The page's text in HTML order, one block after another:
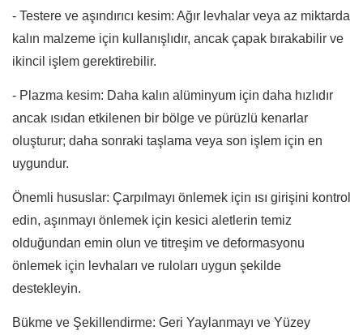
- Testere ve aşındırıcı kesim: Ağır levhalar veya az miktarda
kalın malzeme için kullanışlıdır, ancak çapak bırakabilir ve
ikincil işlem gerektirebilir.
- Plazma kesim: Daha kalın alüminyum için daha hızlıdır
ancak ısıdan etkilenen bir bölge ve pürüzlü kenarlar
oluşturur; daha sonraki taşlama veya son işlem için en
uygundur.
Önemli hususlar: Çarpılmayı önlemek için ısı girişini kontrol
edin, aşınmayı önlemek için kesici aletlerin temiz
olduğundan emin olun ve titreşim ve deformasyonu
önlemek için levhaları ve ruloları uygun şekilde
destekleyin.
Bükme ve Şekillendirme: Geri Yaylanmayı ve Yüzey